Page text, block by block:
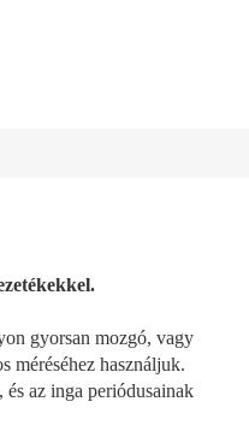
gyorsan mozgó, vagy
méréséhez használjuk.
és az inga periódusainak